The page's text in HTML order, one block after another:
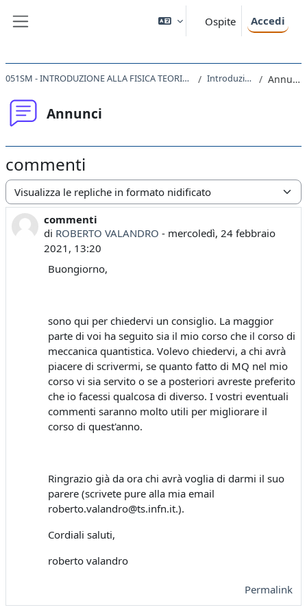
Ospite Accedi
051SM - INTRODUZIONE ALLA FISICA TEORICA 2019 Introduzione Annunci
Annunci
commenti
Modalità visualizzazione
commenti
di ROBERTO VALANDRO - mercoledì, 24 febbraio
2021, 13:20
Numero di risposte: 0
Buongiorno,
sono qui per chiedervi un consiglio. La maggior
parte di voi ha seguito sia il mio corso che il corso di
meccanica quantistica. Volevo chiedervi, a chi avrà
piacere di scrivermi, se quanto fatto di MQ nel mio
corso vi sia servito o se a posteriori avreste preferito
che io facessi qualcosa di diverso. I vostri eventuali
commenti saranno molto utili per migliorare il
corso di quest'anno.
Ringrazio già da ora chi avrà voglia di darmi il suo
parere (scrivete pure alla mia email
roberto.valandro@ts.infn.it.).
Cordiali saluti,
roberto valandro
Permalink